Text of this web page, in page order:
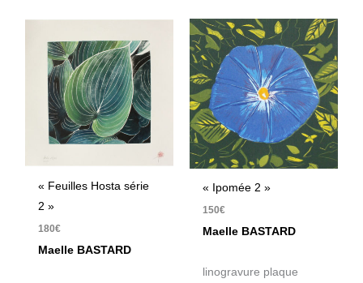
« Feuilles Hosta série
2 »
180€
Maelle BASTARD
« Ipomée 2 »
150€
Maelle BASTARD
linogravure plaque